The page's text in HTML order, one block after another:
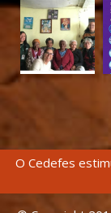
O Cedefes